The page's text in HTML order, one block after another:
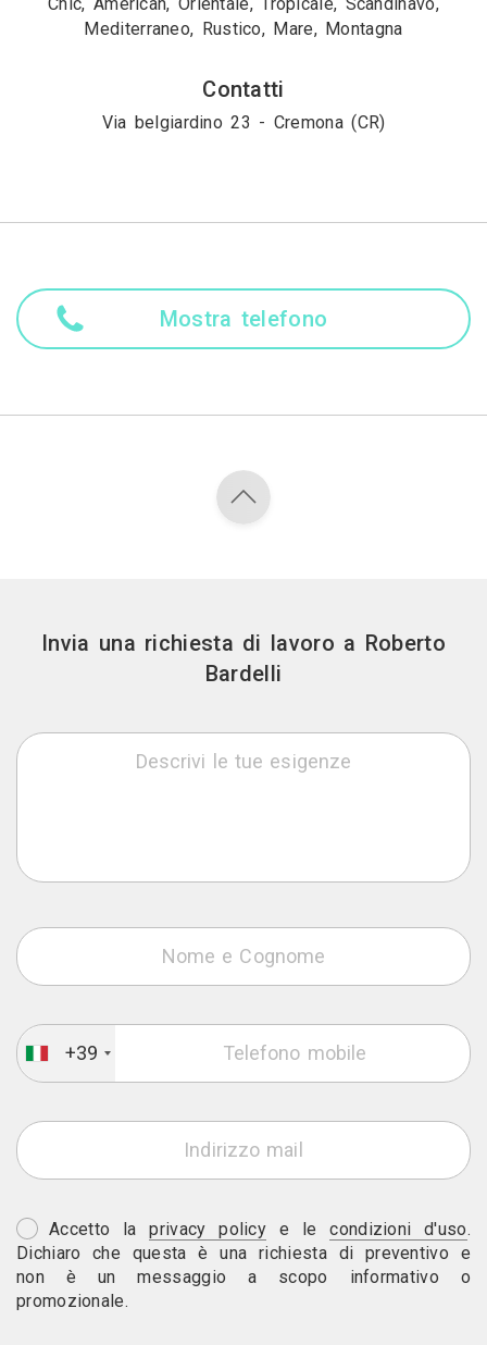
Mediterraneo, Rustico, Mare, Montagna
Contatti
Via belgiardino 23 - Cremona (CR)
Mostra telefono
Invia una richiesta di lavoro a Roberto
Bardelli
+39
Accetto laprivacy policy e lecondizioni d'uso.
Dichiaro che questa è una richiesta di preventivo e
non è un messaggio a scopo informativo o
promozionale.